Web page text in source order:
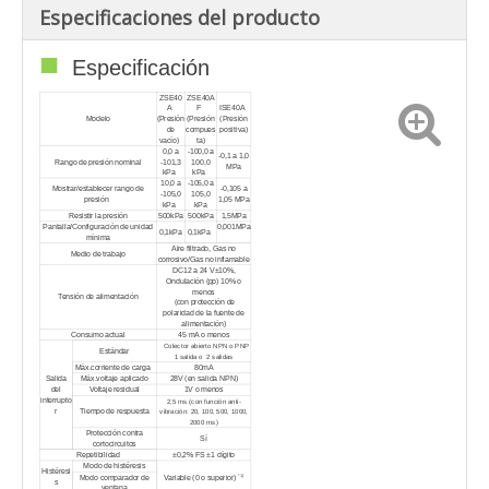
Especificaciones del producto
■ Especificación
Modelo
ZSE40
A
(Presión
de
vacío)
ZSE40A
F
(Presión
compues
ta)
ISE40A
(Presión
positiva)
Rango de presión nominal
0,0 a
-101,3
kPa
-100,0 a
100,0
kPa
-0,1 a 1,0
MPa
Mostrar/establecer rango de
presión
10,0 a
-105,0
kPa
-105,0 a
105,0
kPa
-0,105 a
1,05 MPa
Resistir la presión 500kPa 500kPa
1,5MPa
Pantalla/Configuración de unidad
mínima
0,1kPa 0,1kPa
0,001MPa
Medio de trabajo
Aire filtrado, Gas no
corrosivo/Gas no inflamable
Tensión de alimentación
DC12 a 24 V±10%,
Ondulación (pp) 10% o
menos
(con protección de
polaridad de la fuente de
alimentación)
Consumo actual
45 mA o menos
Salida
del
interrupto
r
Estándar
Colector abierto NPN o PNP
1 salida o2 salidas
Máx.corriente de carga
80mA
Máx.voltaje aplicado
28V (en salida NPN)
Voltaje residual
1V o menos
Tiempo de respuesta
2,5 ms (con función anti-
vibración: 20, 100, 500, 1000,
2000 ms)
Protección contra
cortocircuitos
Sí
Repetibilidad ±0,2% FS ±1 dígito
Histéresi
s
Modo de histéresis
Variable (0 o superior)*1)
Modo comparador de